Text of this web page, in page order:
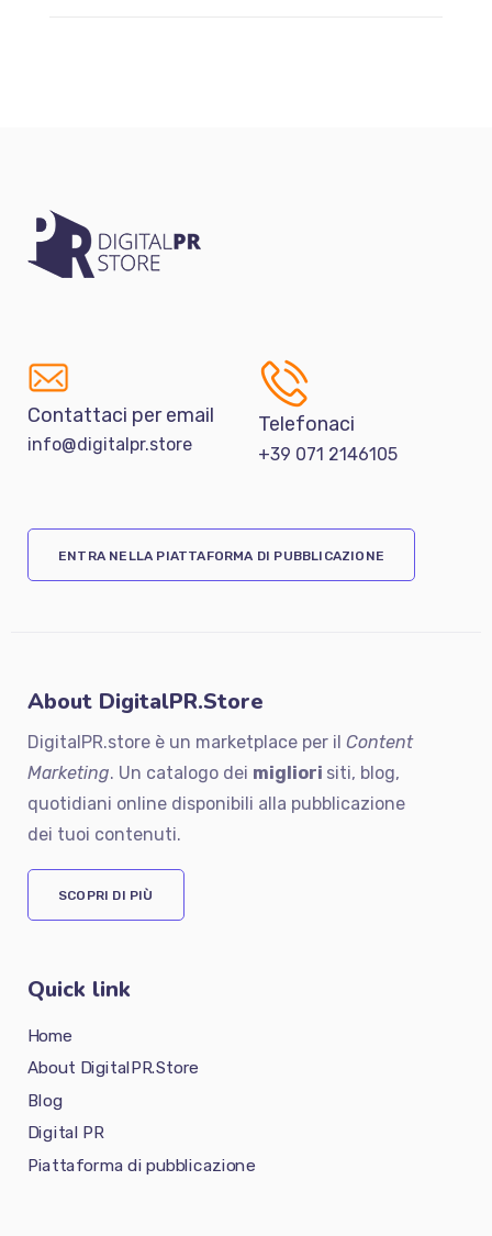
Contattaci per email
info@digitalpr.store
Telefonaci
+39 071 2146105
ENTRA NELLA PIATTAFORMA DI PUBBLICAZIONE
About DigitalPR.Store
DigitalPR.store è un marketplace per il Content
Marketing. Un catalogo dei migliori siti, blog,
quotidiani online disponibili alla pubblicazione
dei tuoi contenuti.
SCOPRI DI PIÙ
Quick link
Home
About DigitalPR.Store
Blog
Digital PR
Piattaforma di pubblicazione